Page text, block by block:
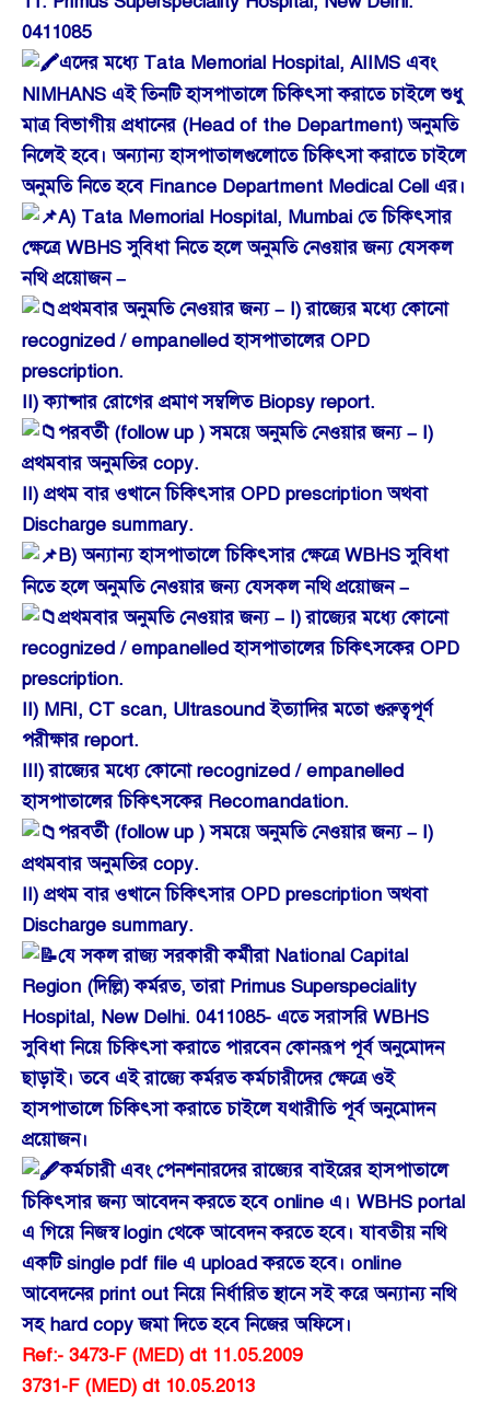
0411085
এদের মধ্যে Tata Memorial Hospital, AIIMS এবং
NIMHANS এই তিনটি হাসপাতালে চিকিৎসা করাতে চাইলে শুধু
মাত্র বিভাগীয় প্রধানের (Head of the Department) অনুমতি
নিলেই হবে। অন্যান্য হাসপাতালগুলোতে চিকিৎসা করাতে চাইলে
অনুমতি নিতে হবে Finance Department Medical Cell এর।
A) Tata Memorial Hospital, Mumbai তে চিকিৎসার
ক্ষেত্রে WBHS সুবিধা নিতে হলে অনুমতি নেওয়ার জন্য যেসকল
নথি প্রয়োজন –
প্রথমবার অনুমতি নেওয়ার জন্য – I) রাজ্যের মধ্যে কোনো
recognized / empanelled হাসপাতালের OPD
prescription.
II) ক্যান্সার রোগের প্রমাণ সম্বলিত Biopsy report.
পরবর্তী (follow up ) সময়ে অনুমতি নেওয়ার জন্য – I)
প্রথমবার অনুমতির copy.
II) প্রথম বার ওখানে চিকিৎসার OPD prescription অথবা
Discharge summary.
B) অন্যান্য হাসপাতালে চিকিৎসার ক্ষেত্রে WBHS সুবিধা
নিতে হলে অনুমতি নেওয়ার জন্য যেসকল নথি প্রয়োজন –
প্রথমবার অনুমতি নেওয়ার জন্য – I) রাজ্যের মধ্যে কোনো
recognized / empanelled হাসপাতালের চিকিৎসকের OPD
prescription.
II) MRI, CT scan, Ultrasound ইত্যাদির মতো গুরুত্বপূর্ণ
পরীক্ষার report.
III) রাজ্যের মধ্যে কোনো recognized / empanelled
হাসপাতালের চিকিৎসকের Recomandation.
পরবর্তী (follow up ) সময়ে অনুমতি নেওয়ার জন্য – I)
প্রথমবার অনুমতির copy.
II) প্রথম বার ওখানে চিকিৎসার OPD prescription অথবা
Discharge summary.
যে সকল রাজ্য সরকারী কর্মীরা National Capital
Region (দিল্লি) কর্মরত, তারা Primus Superspeciality
Hospital, New Delhi. 0411085- এতে সরাসরি WBHS
সুবিধা নিয়ে চিকিৎসা করাতে পারবেন কোনরূপ পূর্ব অনুমোদন
ছাড়াই। তবে এই রাজ্যে কর্মরত কর্মচারীদের ক্ষেত্রে ওই
হাসপাতালে চিকিৎসা করাতে চাইলে যথারীতি পূর্ব অনুমোদন
প্রয়োজন।
কর্মচারী এবং পেনশনারদের রাজ্যের বাইরের হাসপাতালে
চিকিৎসার জন্য আবেদন করতে হবে online এ। WBHS portal
এ গিয়ে নিজস্ব login থেকে আবেদন করতে হবে। যাবতীয় নথি
একটি single pdf file এ upload করতে হবে। online
আবেদনের print out নিয়ে নির্ধারিত স্থানে সই করে অন্যান্য নথি
সহ hard copy জমা দিতে হবে নিজের অফিসে।
Ref:- 3473-F (MED) dt 11.05.2009
3731-F (MED) dt 10.05.2013